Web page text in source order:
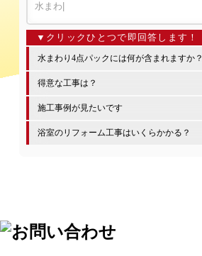
水まわり4点パックには何が含まれますか？
得意な工事は？
施工事例が見たいです
浴室のリフォーム工事はいくらかかる？